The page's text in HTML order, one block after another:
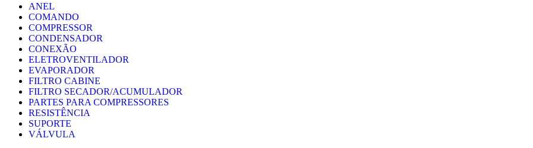
ANEL
COMANDO
COMPRESSOR
CONDENSADOR
CONEXÃO
ELETROVENTILADOR
EVAPORADOR
FILTRO CABINE
FILTRO SECADOR/ACUMULADOR
PARTES PARA COMPRESSORES
RESISTÊNCIA
SUPORTE
VÁLVULA